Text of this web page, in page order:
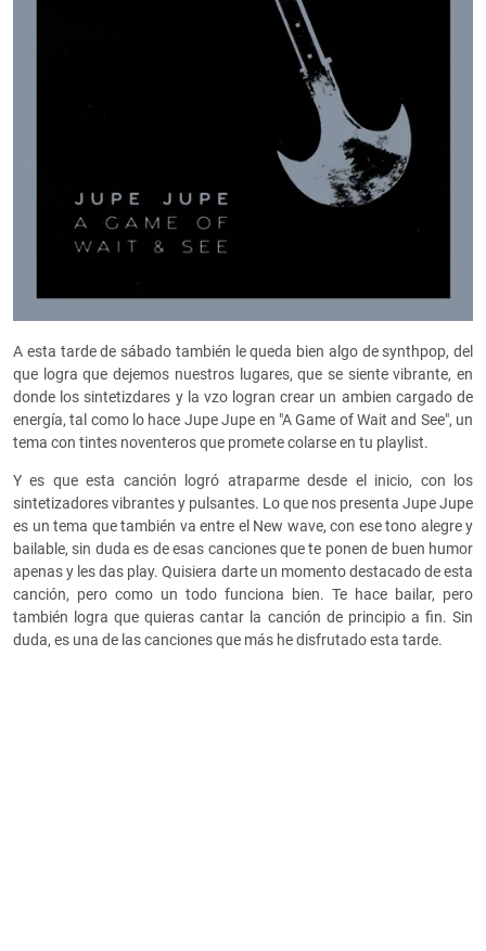
A esta tarde de sábado también le queda bien algo de synthpop, del
que logra que dejemos nuestros lugares, que se siente vibrante, en
donde los sintetizdares y la vzo logran crear un ambien cargado de
energía, tal como lo hace Jupe Jupe en "A Game of Wait and See", un
tema con tintes noventeros que promete colarse en tu playlist.
Y es que esta canción logró atraparme desde el inicio, con los
sintetizadores vibrantes y pulsantes. Lo que nos presenta Jupe Jupe
es un tema que también va entre el New wave, con ese tono alegre y
bailable, sin duda es de esas canciones que te ponen de buen humor
apenas y les das play. Quisiera darte un momento destacado de esta
canción, pero como un todo funciona bien. Te hace bailar, pero
también logra que quieras cantar la canción de principio a fin. Sin
duda, es una de las canciones que más he disfrutado esta tarde.